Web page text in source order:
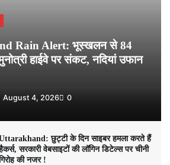
Rain Alert: भूस्खलन से 84
हाईवे पर संकट, नदियां उफान
August 4, 2026 0
छुट्टी के दिन साइबर हमला करते हैं
सरकारी वेबसाइटों की लॉगिन डिटेल्स पर चीनी
की नजर !